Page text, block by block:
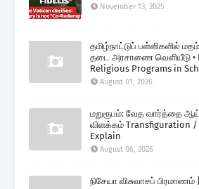
November 13, 2025
தமிழ்நாட்டுப் பள்ளிகளில்
தடை அரசாணை வெளியீடு •
Religious Programs in
August 01, 2026
மறுரூபம்: வேத வார்த்தை
விளக்கம் Transfiguration
Explain
August 06, 2026
நிசேயா விசுவாசப்